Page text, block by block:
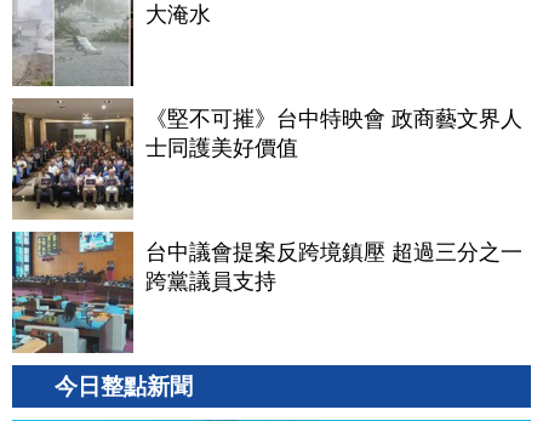
大淹水
《堅不可摧》台中特映會 政商藝文界人
士同護美好價值
台中議會提案反跨境鎮壓 超過三分之一
跨黨議員支持
今日整點新聞